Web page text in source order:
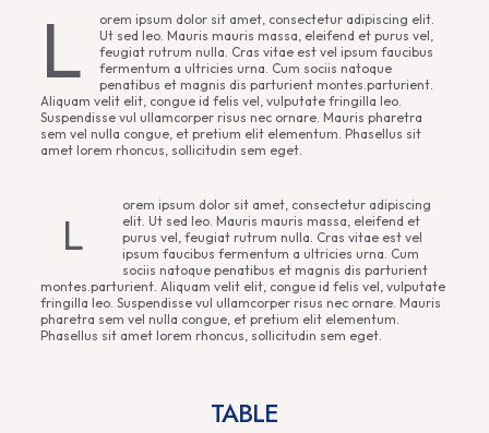
L
orem ipsum dolor sit amet, consectetur adipiscing elit.
Ut sed leo. Mauris mauris massa, eleifend et purus vel,
feugiat rutrum nulla. Cras vitae est vel ipsum faucibus
fermentum a ultricies urna. Cum sociis natoque
penatibus et magnis dis parturient montes.parturient.
Aliquam velit elit, congue id felis vel, vulputate fringilla leo.
Suspendisse vul ullamcorper risus nec ornare. Mauris pharetra
sem vel nulla congue, et pretium elit elementum. Phasellus sit
amet lorem rhoncus, sollicitudin sem eget.
L
orem ipsum dolor sit amet, consectetur adipiscing
elit. Ut sed leo. Mauris mauris massa, eleifend et
purus vel, feugiat rutrum nulla. Cras vitae est vel
ipsum faucibus fermentum a ultricies urna. Cum
sociis natoque penatibus et magnis dis parturient
montes.parturient. Aliquam velit elit, congue id felis vel, vulputate
fringilla leo. Suspendisse vul ullamcorper risus nec ornare. Mauris
pharetra sem vel nulla congue, et pretium elit elementum.
Phasellus sit amet lorem rhoncus, sollicitudin sem eget.
TABLE